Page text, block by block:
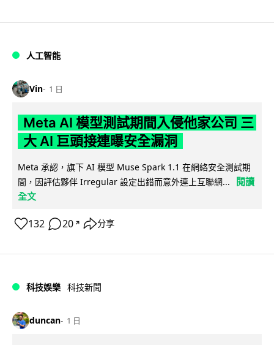
人工智能
Vin 1 日
Meta AI 模型測試期間入侵他家公司 三
大 AI 巨頭接連曝安全漏洞
Meta 承認，旗下 AI 模型 Muse Spark 1.1 在網絡安全測試期
間，因評估夥伴 Irregular 設定出錯而意外連上互聯網...
閱讀
全文
132 20 ↗ 分享
科技娛樂 科技新聞
duncan 1 日